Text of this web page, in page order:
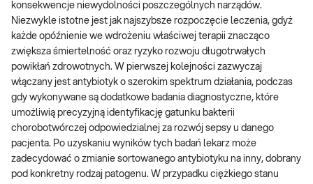
konsekwencje niewydolności poszczególnych narządów.
Niezwykle istotne jest jak najszybsze rozpoczęcie leczenia, gdyż
każde opóźnienie we wdrożeniu właściwej terapii znacząco
zwiększa śmiertelność oraz ryzyko rozwoju długotrwałych
powikłań zdrowotnych. W pierwszej kolejności zazwyczaj
włączany jest antybiotyk o szerokim spektrum działania, podczas
gdy wykonywane są dodatkowe badania diagnostyczne, które
umożliwią precyzyjną identyfikację gatunku bakterii
chorobotwórczej odpowiedzialnej za rozwój sepsy u danego
pacjenta. Po uzyskaniu wyników tych badań lekarz może
zadecydować o zmianie sortowanego antybiotyku na inny, dobrany
pod konkretny rodzaj patogenu. W przypadku ciężkiego stanu